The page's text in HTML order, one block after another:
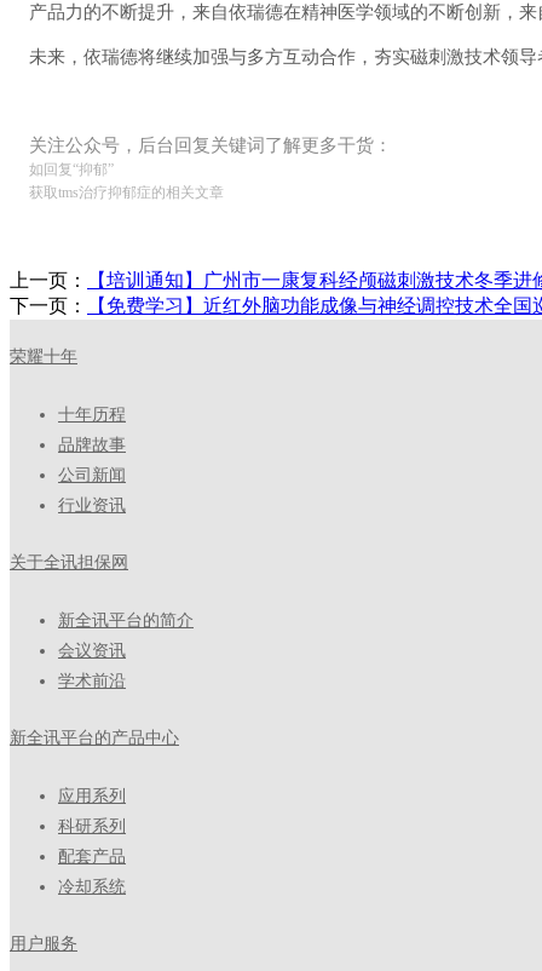
产品力的不断提升，来自依瑞德在精神医学领域的不断创新，
未来，依瑞德将继续加强与多方互动合作，夯实磁刺激技术领
关注公众号，后台回复关键词了解更多干货：
如回复“抑郁”
获取tms治疗抑郁症的相关文章
上一页：
【培训通知】广州市一康复科经颅磁刺激技术冬季进
下一页：
【免费学习】近红外脑功能成像与神经调控技术全国
荣耀十年
十年历程
品牌故事
公司新闻
行业资讯
关于全讯担保网
新全讯平台的简介
会议资讯
学术前沿
新全讯平台的产品中心
应用系列
科研系列
配套产品
冷却系统
用户服务